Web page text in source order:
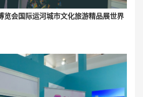
览会国际运河城市文化旅游精品展世界